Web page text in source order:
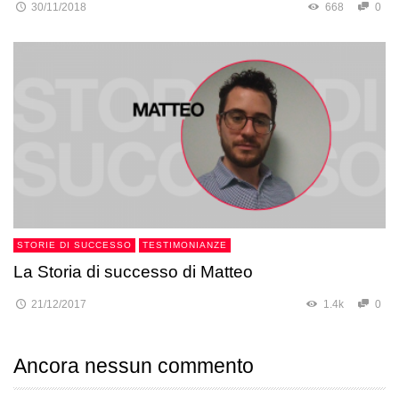
30/11/2018 668 0
STORIE DI SUCCESSO TESTIMONIANZE
La Storia di successo di Matteo
21/12/2017 1.4k 0
Ancora nessun commento